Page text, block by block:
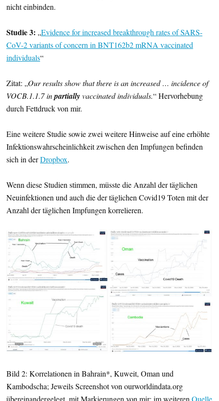
nicht einbinden.
Studie 3: „Evidence for increased breakthrough rates of SARS-
CoV-2 variants of concern in BNT162b2 mRNA vaccinated
individuals“
Zitat: „Our results show that there is an increased … incidence of
VOCB.1.1.7 inpartiallyvaccinated individuals.“ Hervorhebung
durch Fettdruck von mir.
Eine weitere Studie sowie zwei weitere Hinweise auf eine erhöhte
Infektionswahrscheinlichkeit zwischen den Impfungen befinden
sich in derDropbox.
Wenn diese Studien stimmen, müsste die Anzahl der täglichen
Neuinfektionen und auch die der täglichen Covid19 Toten mit der
Anzahl der täglichen Impfungen korrelieren.
Bild 2: Korrelationen in Bahrain*, Kuweit, Oman und
Kambodscha; Jeweils Screenshot von ourworldindata.org
übereinandergelegt, mit Markierungen von mir; im weiteren Quelle